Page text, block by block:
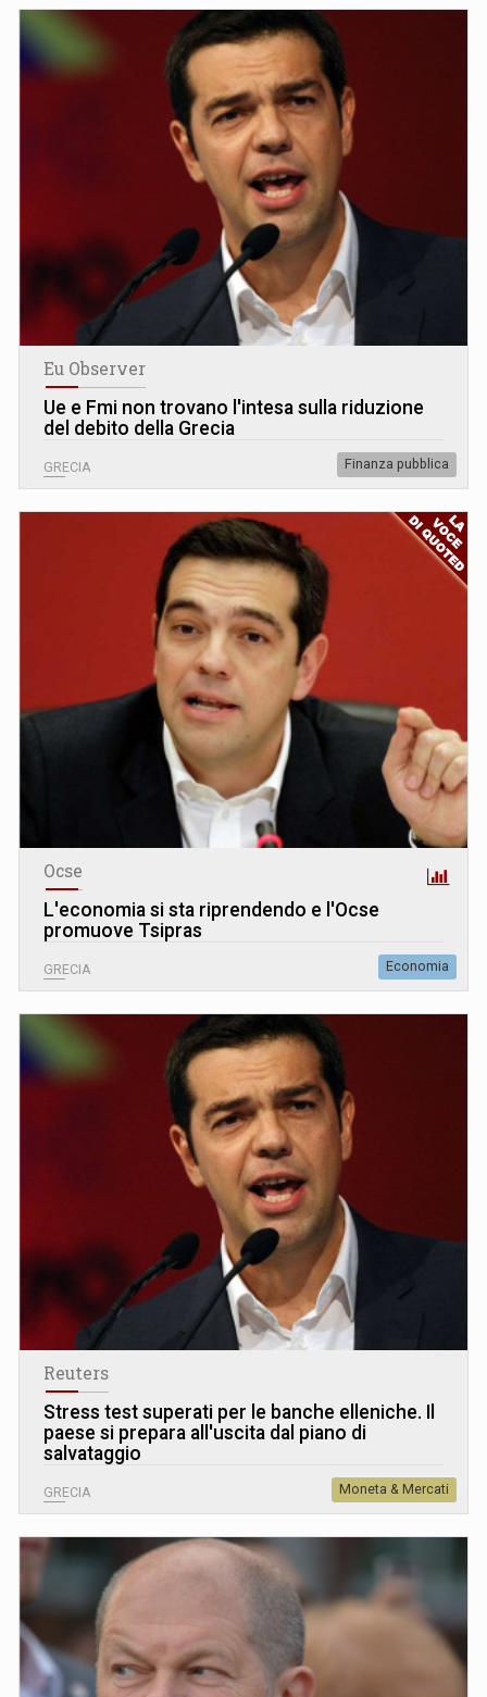
Eu Observer
Ue e Fmi non trovano l'intesa sulla riduzione
del debito della Grecia
GRECIA Finanza pubblica
Ocse
L'economia si sta riprendendo e l'Ocse
promuove Tsipras
GRECIA Economia
Reuters
Stress test superati per le banche elleniche. Il
paese si prepara all'uscita dal piano di
salvataggio
GRECIA Moneta & Mercati